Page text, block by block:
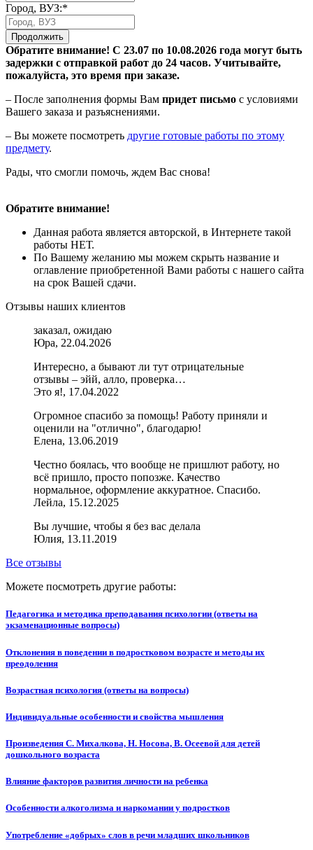
Город, ВУЗ:*
Продолжить
Обратите внимание! С 23.07 по 10.08.2026 года могут быть
задержки с отправкой работ до 24 часов. Учитывайте,
пожалуйста, это время при заказе.
– После заполнения формы Вам придет письмо с условиями
Вашего заказа и разъяснениями.
– Вы можете посмотреть другие готовые работы по этому
предмету.
Рады, что смогли помочь, ждем Вас снова!
Обратите внимание!
Данная работа является авторской, в Интернете такой
работы НЕТ.
По Вашему желанию мы можем скрыть название и
оглавление приобретенной Вами работы с нашего сайта
на срок Вашей сдачи.
Отзывы наших клиентов
заказал, ожидаю
Юра, 22.04.2026
Интересно, а бывают ли тут отрицательные
отзывы – эйй, алло, проверка…
Это я!, 17.04.2022
Огромное спасибо за помощь! Работу приняли и
оценили на "отлично", благодарю!
Елена, 13.06.2019
Честно боялась, что вообще не пришлют работу, но
всё пришло, просто попозже. Качество
нормальное, оформление аккуратное. Спасибо.
Лейла, 15.12.2025
Вы лучшие, чтобы я без вас делала
Юлия, 13.11.2019
Все отзывы
Можете посмотреть другие работы:
Педагогика и методика преподавания психологии (ответы на
экзаменационные вопросы)
Отклонения в поведении в подростковом возрасте и методы их
преодоления
Возрастная психология (ответы на вопросы)
Индивидуальные особенности и свойства мышления
Произведения С. Михалкова, Н. Носова, В. Осеевой для детей
дошкольного возраста
Влияние факторов развития личности на ребенка
Особенности алкоголизма и наркомании у подростков
Употребление «добрых» слов в речи младших школьников